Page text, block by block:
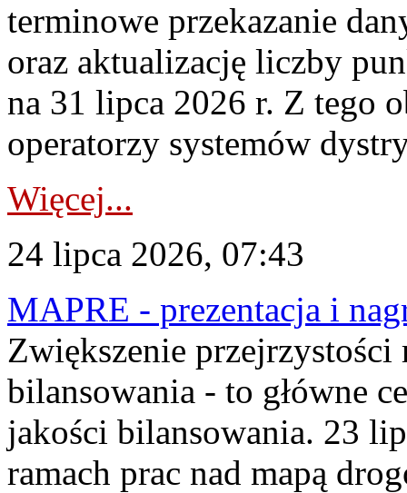
terminowe przekazanie
oraz aktualizację liczby
na 31 lipca 2026 r. Z tego
operatorzy systemów
Więcej...
24 lipca 2026, 07:43
MAPRE - prezentacja i
Zwiększenie
bilansowania - to główne
jakości bilansowania. 23
ramach prac nad mapą